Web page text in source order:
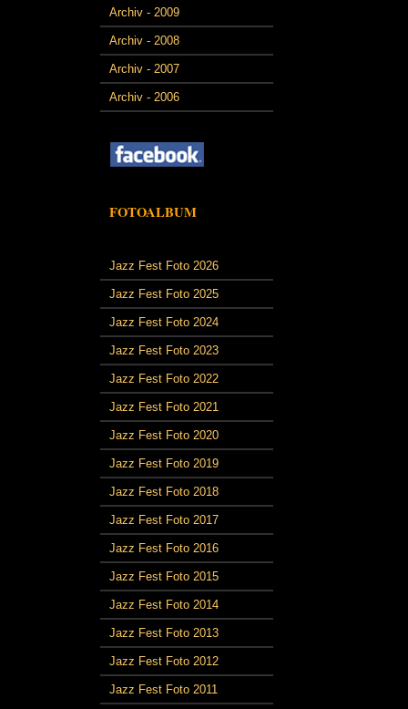
Archiv - 2009
Archiv - 2008
Archiv - 2007
Archiv - 2006
FOTOALBUM
Jazz Fest Foto 2026
Jazz Fest Foto 2025
Jazz Fest Foto 2024
Jazz Fest Foto 2023
Jazz Fest Foto 2022
Jazz Fest Foto 2021
Jazz Fest Foto 2020
Jazz Fest Foto 2019
Jazz Fest Foto 2018
Jazz Fest Foto 2017
Jazz Fest Foto 2016
Jazz Fest Foto 2015
Jazz Fest Foto 2014
Jazz Fest Foto 2013
Jazz Fest Foto 2012
Jazz Fest Foto 2011